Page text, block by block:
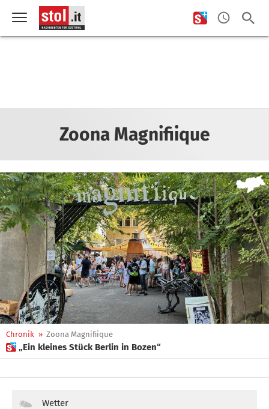
Zoona Magnifiique
Chronik » Zoona Magnifiique
 „Ein kleines Stück Berlin in Bozen“
Wetter